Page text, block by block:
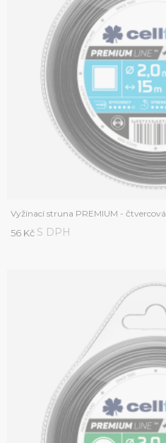
Vyžínací struna PREMIUM - čtvercová
56 Kč S DPH